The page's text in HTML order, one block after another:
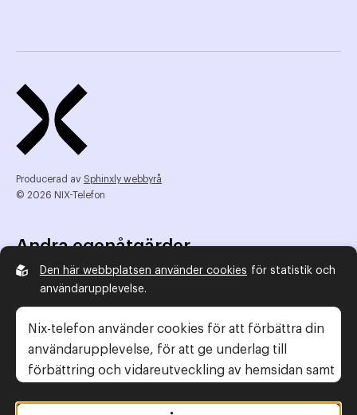
Producerad av Sphinxly webbyrå
© 2026 NIX-Telefon
Andra egenåtgärder
NIX Telefon
NIX addresserat
Reklamombudsmannen
Konsumentverket
Legal information
Den här webbplatsen använder cookies för statistik och
användarupplevelse.
Nix-telefon använder cookies för att förbättra din
användarupplevelse, för att ge underlag till
förbättring och vidareutveckling av hemsidan samt